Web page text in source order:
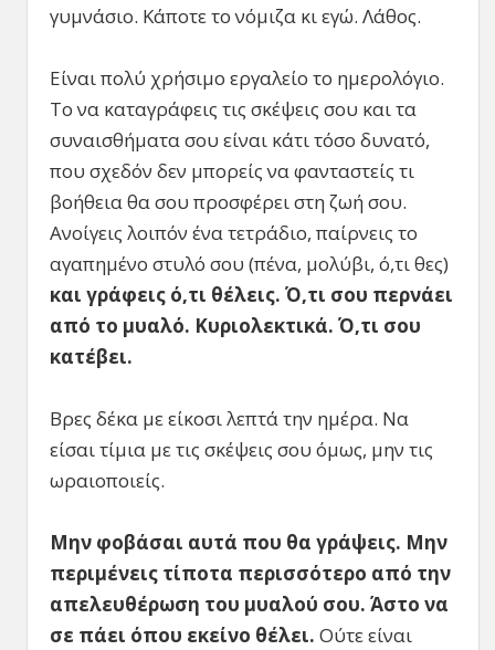
γυμνάσιο. Κάποτε το νόμιζα κι εγώ. Λάθος.
Είναι πολύ χρήσιμο εργαλείο το ημερολόγιο.
Το να καταγράφεις τις σκέψεις σου και τα
συναισθήματα σου είναι κάτι τόσο δυνατό,
που σχεδόν δεν μπορείς να φανταστείς τι
βοήθεια θα σου προσφέρει στη ζωή σου.
Ανοίγεις λοιπόν ένα τετράδιο, παίρνεις το
αγαπημένο στυλό σου (πένα, μολύβι, ό,τι θες)
και γράφεις ό,τι θέλεις. Ό,τι σου περνάει
από το μυαλό. Κυριολεκτικά. Ό,τι σου
κατέβει.
Βρες δέκα με είκοσι λεπτά την ημέρα. Να
είσαι τίμια με τις σκέψεις σου όμως, μην τις
ωραιοποιείς.
Μην φοβάσαι αυτά που θα γράψεις. Μην
περιμένεις τίποτα περισσότερο από την
απελευθέρωση του μυαλού σου. Άστο να
σε πάει όπου εκείνο θέλει. Ούτε είναι